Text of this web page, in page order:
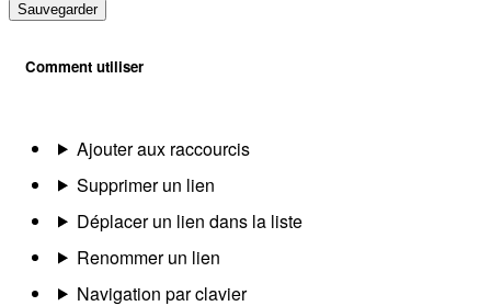
Sauvegarder
Comment utiliser
Ajouter aux raccourcis
Supprimer un lien
Déplacer un lien dans la liste
Renommer un lien
Navigation par clavier